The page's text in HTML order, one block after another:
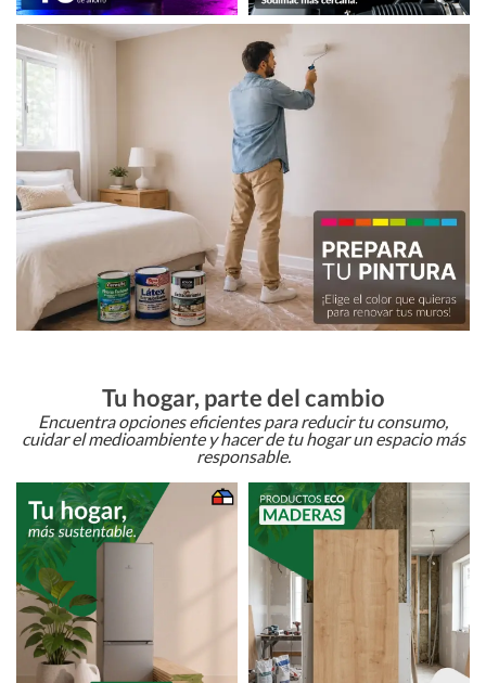
Tu hogar, parte del cambio
Encuentra opciones eficientes para reducir tu consumo,
cuidar el medioambiente y hacer de tu hogar un espacio más
responsable.